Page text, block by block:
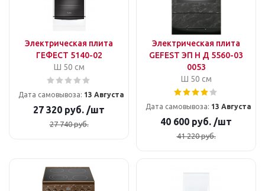
Электрическая плита
ГЕФЕСТ 5140-02
Ш 50 см
Дата самовывоза: 13 Августа
27 320 руб. /шт
27 740руб.
Электрическая плита
GEFEST ЭП Н Д 5560-03
0053
Ш 50 см
Дата самовывоза: 13 Августа
40 600 руб. /шт
41 220руб.